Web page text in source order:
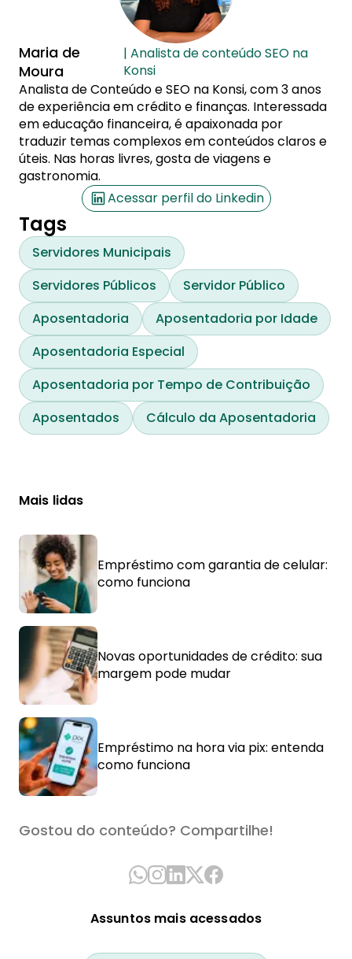
Maria de
Moura
| Analista de conteúdo SEO na
Konsi
Analista de Conteúdo e SEO na Konsi, com 3 anos
de experiência em crédito e finanças. Interessada
em educação financeira, é apaixonada por
traduzir temas complexos em conteúdos claros e
úteis. Nas horas livres, gosta de viagens e
gastronomia.
Acessar perfil do Linkedin
Tags
Servidores Municipais
Servidores Públicos
Servidor Público
Aposentadoria
Aposentadoria por Idade
Aposentadoria Especial
Aposentadoria por Tempo de Contribuição
Aposentados
Cálculo da Aposentadoria
Mais lidas
Empréstimo com garantia de celular:
como funciona
Novas oportunidades de crédito: sua
margem pode mudar
Empréstimo na hora via pix: entenda
como funciona
Gostou do conteúdo? Compartilhe!
Assuntos mais acessados